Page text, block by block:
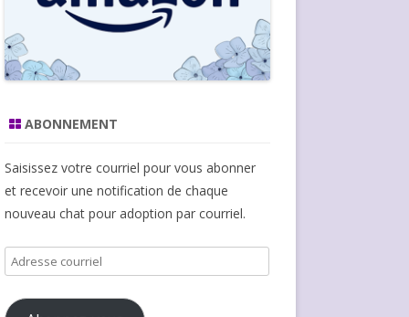
ABONNEMENT
Saisissez votre courriel pour vous abonner
et recevoir une notification de chaque
nouveau chat pour adoption par courriel.
Adresse
courriel